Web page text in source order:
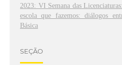
2023: VI Semana das
escola que fazemos: diálogos
Básica
SEÇÃO